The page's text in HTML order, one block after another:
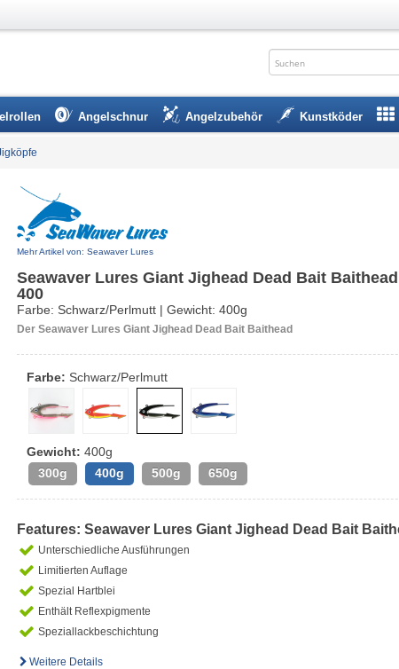
Angelschnur Angelzubehör Kunstköder
Mehr Artikel von: Seawaver Lures
Seawaver Lures Giant Jighead Dead Bait
400
Farbe: Schwarz/Perlmutt | Gewicht: 400g
Der Seawaver Lures Giant Jighead Dead Bait Baithead
Farbe: Schwarz/Perlmutt
Gewicht: 400g
300g 400g 500g 650g
Features: Seawaver Lures Giant Jighead Dead Bait
Unterschiedliche Ausführungen
Limitierten Auflage
Spezial Hartblei
Enthält Reflexpigmente
Speziallackbeschichtung
Weitere Details